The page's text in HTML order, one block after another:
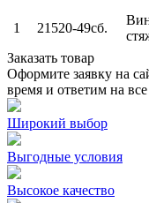
1 21520-49сб.
Заказать товар
Оформите заявку на
время и ответим на
Широкий выбор
Выгодные условия
Высокое качество